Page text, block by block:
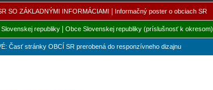
SO ZÁKLADNÝMI INFORMÁCIAMI Informačný poster o obciach SR
republiky| Obce Slovenskej republiky (príslušnosť k okresom)
Časť stránky OBCÍ SR prerobená do responzívneho dizajnu